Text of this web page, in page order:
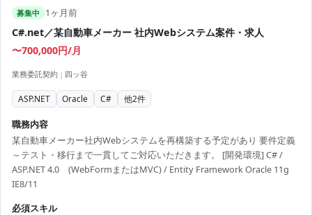
募集中 1ヶ月前
C#.net／某自動車メーカー 社内Webシステム案件・求人
〜700,000円/月
業務委託契約 | 四ッ谷
ASP.NET Oracle C# 他2件
職務内容
某自動車メーカー社内Webシステムを再構築する予定があり 要件定義
～テスト・移行まで一貫してご対応いただきます。 [開発環境] C# /
ASP.NET 4.0 (WebFormまたはMVC) / Entity Framework Oracle 11g
IE8/11
必須スキル